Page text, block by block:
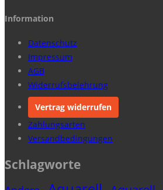
Information
Datenschutz
Impressum
AGB
Widerrufsbelehrung
Vertrag widerrufen
Zahlungsarten
Versandbedingungen
Schlagworte